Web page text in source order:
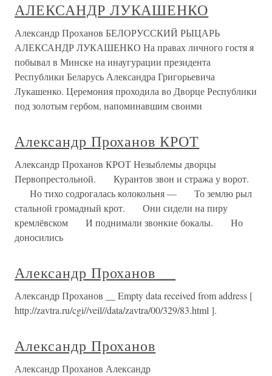
АЛЕКСАНДР ЛУКАШЕНКО
Александр Проханов БЕЛОРУССКИЙ РЫЦАРЬ
АЛЕКСАНДР ЛУКАШЕНКО На правах личного гостя я
побывал в Минске на инаугурации президента
Республики Беларусь Александра Григорьевича
Лукашенко. Церемония проходила во Дворце Республики
под золотым гербом, напоминавшим своими
Александр Проханов КРОТ
Александр Проханов КРОТ Незыблемы дворцы
Первопрестольной. Курантов звон и стража у ворот.
Но тихо содрогалась колокольня — То землю рыл
стальной громадный крот. Они сидели на пиру
кремлёвском И поднимали звонкие бокалы. Но
доносились
Александр Проханов __
Александр Проханов __ Empty data received from address [
http://zavtra.ru/cgi//veil//data/zavtra/00/329/83.html ].
Александр Проханов
Александр Проханов Александр